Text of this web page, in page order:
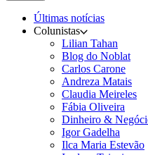
Últimas notícias
Colunistas
Lilian Tahan
Blog do Noblat
Carlos Carone
Andreza Matais
Claudia Meireles
Fábia Oliveira
Dinheiro &
Igor Gadelha
Ilca Maria Estevão